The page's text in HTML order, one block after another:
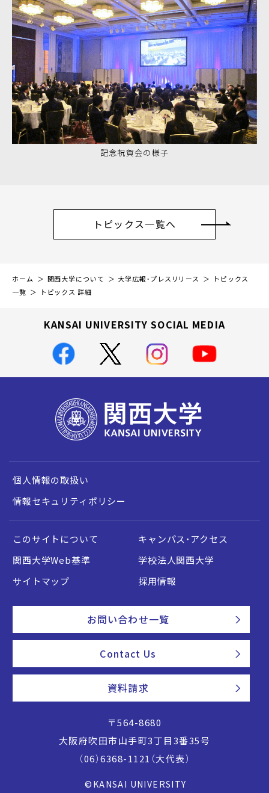
記念祝賀会の様子
トピックス一覧へ
ホーム 関西大学について 大学広報・プレスリリース
トピックス
一覧
トピックス 詳細
KANSAI UNIVERSITY SOCIAL MEDIA
個人情報の取扱い
情報セキュリティポリシー
このサイトについて
キャンパス・アクセス
関西大学Web基準
学校法人関西大学
サイトマップ
採用情報
お問い合わせ一覧
Contact Us
資料請求
〒564-8680
大阪府吹田市山手町3丁目3番35号
（06）6368-1121（大代表）
©KANSAI UNIVERSITY